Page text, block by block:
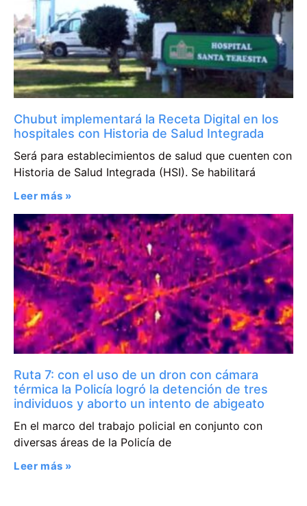
Chubut implementará la Receta Digital en los
hospitales con Historia de Salud Integrada
Será para establecimientos de salud que cuenten con
Historia de Salud Integrada (HSI). Se habilitará
Leer más »
Ruta 7: con el uso de un dron con cámara
térmica la Policía logró la detención de tres
individuos y aborto un intento de abigeato
En el marco del trabajo policial en conjunto con
diversas áreas de la Policía de
Leer más »